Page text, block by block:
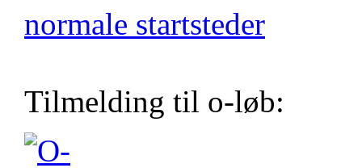
normale startsteder
Tilmelding til o-løb: